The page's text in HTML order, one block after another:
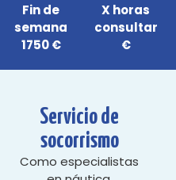
Fin de
semana
1750 €
X horas
consultar
€
Servicio de
socorrismo
Como especialistas